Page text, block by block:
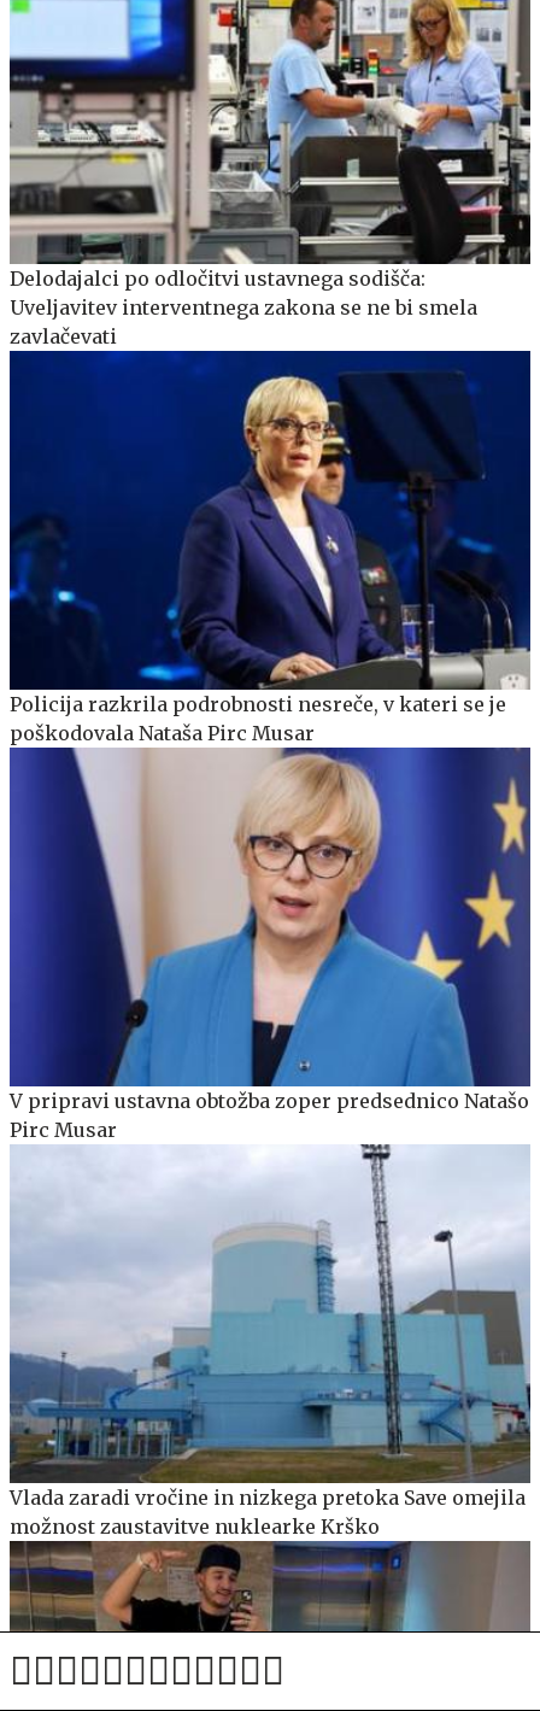
Delodajalci po odločitvi ustavnega sodišča:
Uveljavitev interventnega zakona se ne bi smela
zavlačevati
Policija razkrila podrobnosti nesreče, v kateri se je
poškodovala Nataša Pirc Musar
V pripravi ustavna obtožba zoper predsednico Natašo
Pirc Musar
Vlada zaradi vročine in nizkega pretoka Save omejila
možnost zaustavitve nuklearke Krško